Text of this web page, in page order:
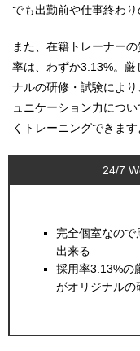
でも出勤前や仕事終わり
また、在籍トレーナー
率は、わずか3.13%。
ナルの研修・試験によ
ュニケーション力につ
くトレーニングできます
24/7
完全個室なの
出来る
採用率3.13%の
がオリジナルの